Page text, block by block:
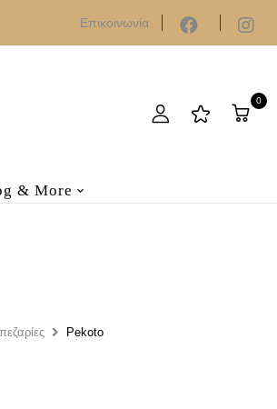
Επικοινωνία
0
& More
Pekoto